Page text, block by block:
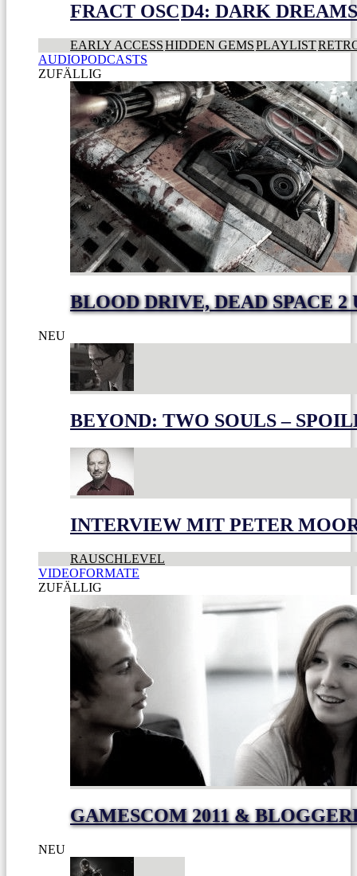
FRACT OSCD4: DARK
EARLY ACCESSHIDDEN GEMSPLAYLIST
AUDIOPODCASTS
ZUFÄLLIG
BLOOD DRIVE, DEAD SPACE 2
NEU
BEYOND: TWO SOULS –
INTERVIEW MIT PETER
RAUSCHLEVEL
VIDEOFORMATE
ZUFÄLLIG
GAMESCOM 2011 &
NEU